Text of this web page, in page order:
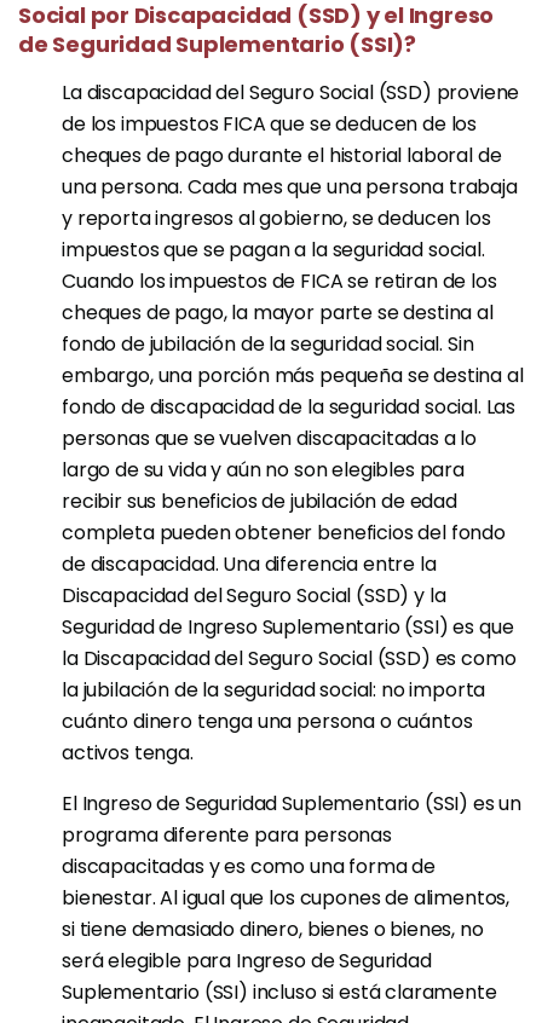
Social por Discapacidad (SSD) y el Ingreso
de Seguridad Suplementario (SSI)?
La discapacidad del Seguro Social (SSD) proviene
de los impuestos FICA que se deducen de los
cheques de pago durante el historial laboral de
una persona. Cada mes que una persona trabaja
y reporta ingresos al gobierno, se deducen los
impuestos que se pagan a la seguridad social.
Cuando los impuestos de FICA se retiran de los
cheques de pago, la mayor parte se destina al
fondo de jubilación de la seguridad social. Sin
embargo, una porción más pequeña se destina al
fondo de discapacidad de la seguridad social. Las
personas que se vuelven discapacitadas a lo
largo de su vida y aún no son elegibles para
recibir sus beneficios de jubilación de edad
completa pueden obtener beneficios del fondo
de discapacidad. Una diferencia entre la
Discapacidad del Seguro Social (SSD) y la
Seguridad de Ingreso Suplementario (SSI) es que
la Discapacidad del Seguro Social (SSD) es como
la jubilación de la seguridad social: no importa
cuánto dinero tenga una persona o cuántos
activos tenga.
El Ingreso de Seguridad Suplementario (SSI) es un
programa diferente para personas
discapacitadas y es como una forma de
bienestar. Al igual que los cupones de alimentos,
si tiene demasiado dinero, bienes o bienes, no
será elegible para Ingreso de Seguridad
Suplementario (SSI) incluso si está claramente